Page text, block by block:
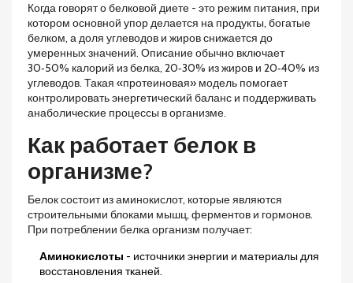
Когда говорят обелковой диете - это режим питания, при
котором основной упор делается на продукты, богатые
белком, а доля углеводов и жиров снижается до
умеренных значений. Описание обычно включает
30‑50% калорий из белка, 20‑30% из жиров и 20‑40% из
углеводов. Такая «протеиновая» модель помогает
контролировать энергетический баланс и поддерживать
анаболические процессы в организме.
Как работает белок в
организме?
Белок состоит из аминокислот, которые являются
строительными блоками мышц, ферментов и гормонов.
При потреблении белка организм получает:
Аминокислоты - источники энергии и материалы для
восстановления тканей.